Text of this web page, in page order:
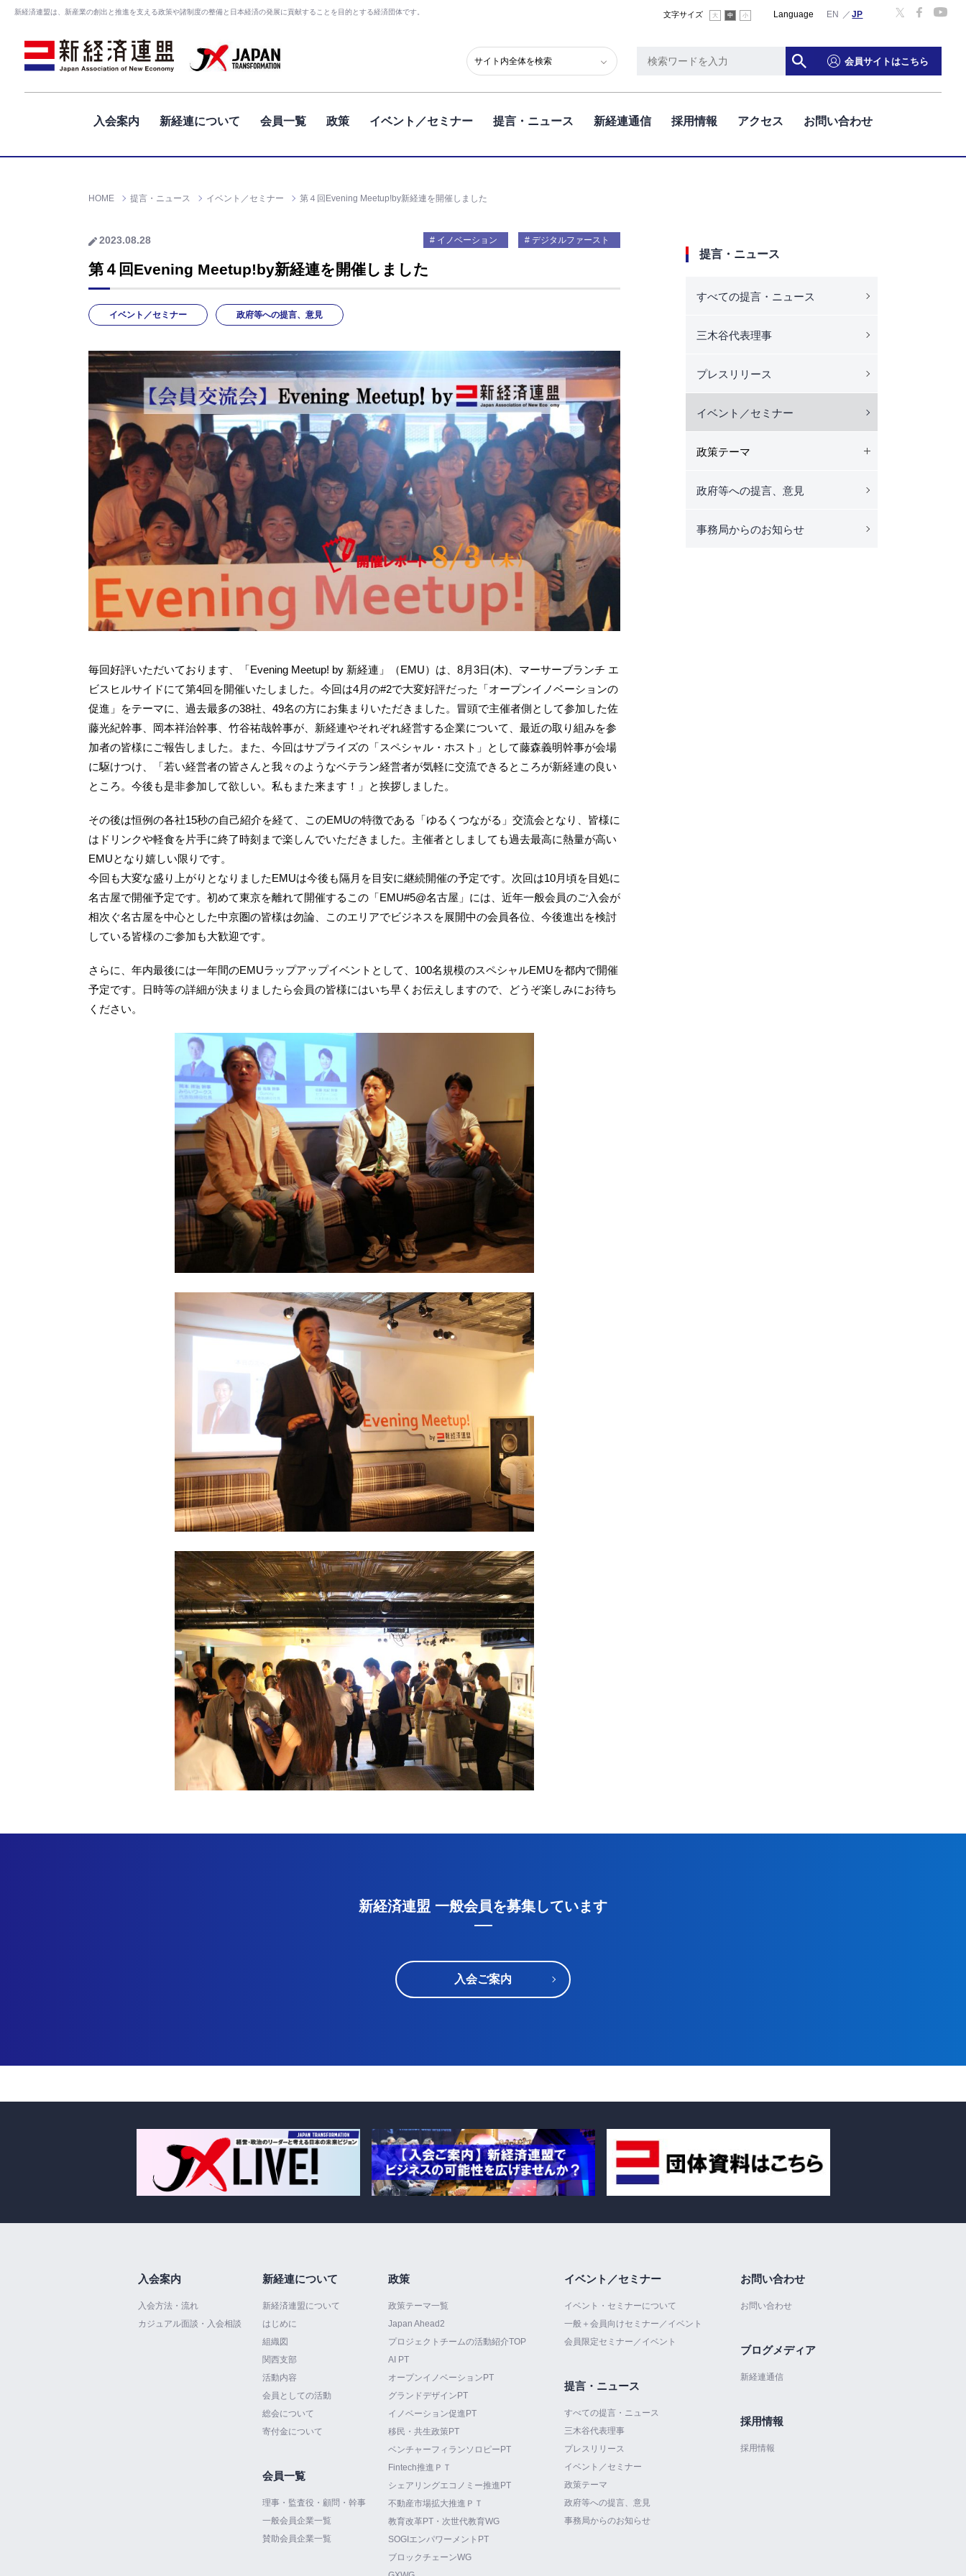
新経済連盟は、新産業の創出と推進を支える政策や諸制度の整備と日本経済の発展に貢献することを目的とする経済団体です。 文字サイズ 大 中 小 Language English
会員サイトはこちら
入会案内 新経連について 会員一覧 政策 イベント／セミナー 提言・ニュース 新経連通信 採用情報 アクセス お問い合わせ
HOME 提言・ニュース イベント／セミナー 第４回Evening Meetup!by新経連を開催しました
2023.08.28 イノベーション デジタルファースト
第４回Evening Meetup!by新経連を開催しました
イベント／セミナー 政府等への提言、意見
毎回好評いただいております、「Evening Meetup! by 新経連」（EMU）は、8月3日(木)、マーサーブランチ エ
ビスヒルサイドにて第4回を開催いたしました。今回は4月の#2で大変好評だった「オープンイノベーションの
促進」をテーマに、過去最多の38社、49名の方にお集まりいただきました。冒頭で主催者側として参加した佐
藤光紀幹事、岡本祥治幹事、竹谷祐哉幹事が、新経連やそれぞれ経営する企業について、最近の取り組みを参
加者の皆様にご報告しました。また、今回はサプライズの「スペシャル・ホスト」として藤森義明幹事が会場
に駆けつけ、「若い経営者の皆さんと我々のようなベテラン経営者が気軽に交流できるところが新経連の良い
ところ。今後も是非参加して欲しい。私もまた来ます！」と挨拶しました。
その後は恒例の各社15秒の自己紹介を経て、このEMUの特徴である「ゆるくつながる」交流会となり、皆様に
はドリンクや軽食を片手に終了時刻まで楽しんでいただきました。主催者としましても過去最高に熱量が高い
EMUとなり嬉しい限りです。
今回も大変な盛り上がりとなりましたEMUは今後も隔月を目安に継続開催の予定です。次回は10月頃を目処に
名古屋で開催予定です。初めて東京を離れて開催するこの「EMU#5@名古屋」には、近年一般会員のご入会が
相次ぐ名古屋を中心とした中京圏の皆様は勿論、このエリアでビジネスを展開中の会員各位、今後進出を検討
している皆様のご参加も大歓迎です。
さらに、年内最後には一年間のEMUラップアップイベントとして、100名規模のスペシャルEMUを都内で開催
予定です。日時等の詳細が決まりましたら会員の皆様にはいち早くお伝えしますので、どうぞ楽しみにお待ち
ください。
提言・ニュース
すべての提言・ニュース
三木谷代表理事
プレスリリース
イベント／セミナー
政策テーマ
政府等への提言、意見
事務局からのお知らせ
新経済連盟 一般会員を募集しています
入会ご案内
入会案内
入会方法・流れ
カジュアル面談・入会相談
新経連について
新経済連盟について
はじめに
組織図
関西支部
活動内容
会員としての活動
総会について
寄付金について
会員一覧
理事・監査役・顧問・幹事
一般会員企業一覧
賛助会員企業一覧
政策
政策テーマ一覧
Japan Ahead2
プロジェクトチームの活動紹介TOP
AI PT
オープンイノベーションPT
グランドデザインPT
イノベーション促進PT
移民・共生政策PT
ベンチャーフィランソロピーPT
Fintech推進ＰＴ
シェアリングエコノミー推進PT
不動産市場拡大推進ＰＴ
教育改革PT・次世代教育WG
SOGIエンパワーメントPT
ブロックチェーンWG
イベント／セミナー
イベント・セミナーについて
一般＋会員向けセミナー／イベント
会員限定セミナー／イベント
提言・ニュース
すべての提言・ニュース
三木谷代表理事
プレスリリース
イベント／セミナー
政策テーマ
政府等への提言、意見
事務局からのお知らせ
お問い合わせ
お問い合わせ
ブログメディア
新経連通信
採用情報
採用情報